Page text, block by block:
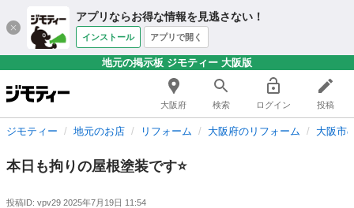
アプリならお得な情報を見逃さない！
インストール アプリで開く
地元の掲示板 ジモティー 大阪版
大阪府 検索 ログイン 投稿
ジモティー 地元のお店 リフォーム 大阪府のリフォーム 大阪市
本日も拘りの屋根塗装です⭐️
投稿ID: vpv29 2025年7月19日 11:54